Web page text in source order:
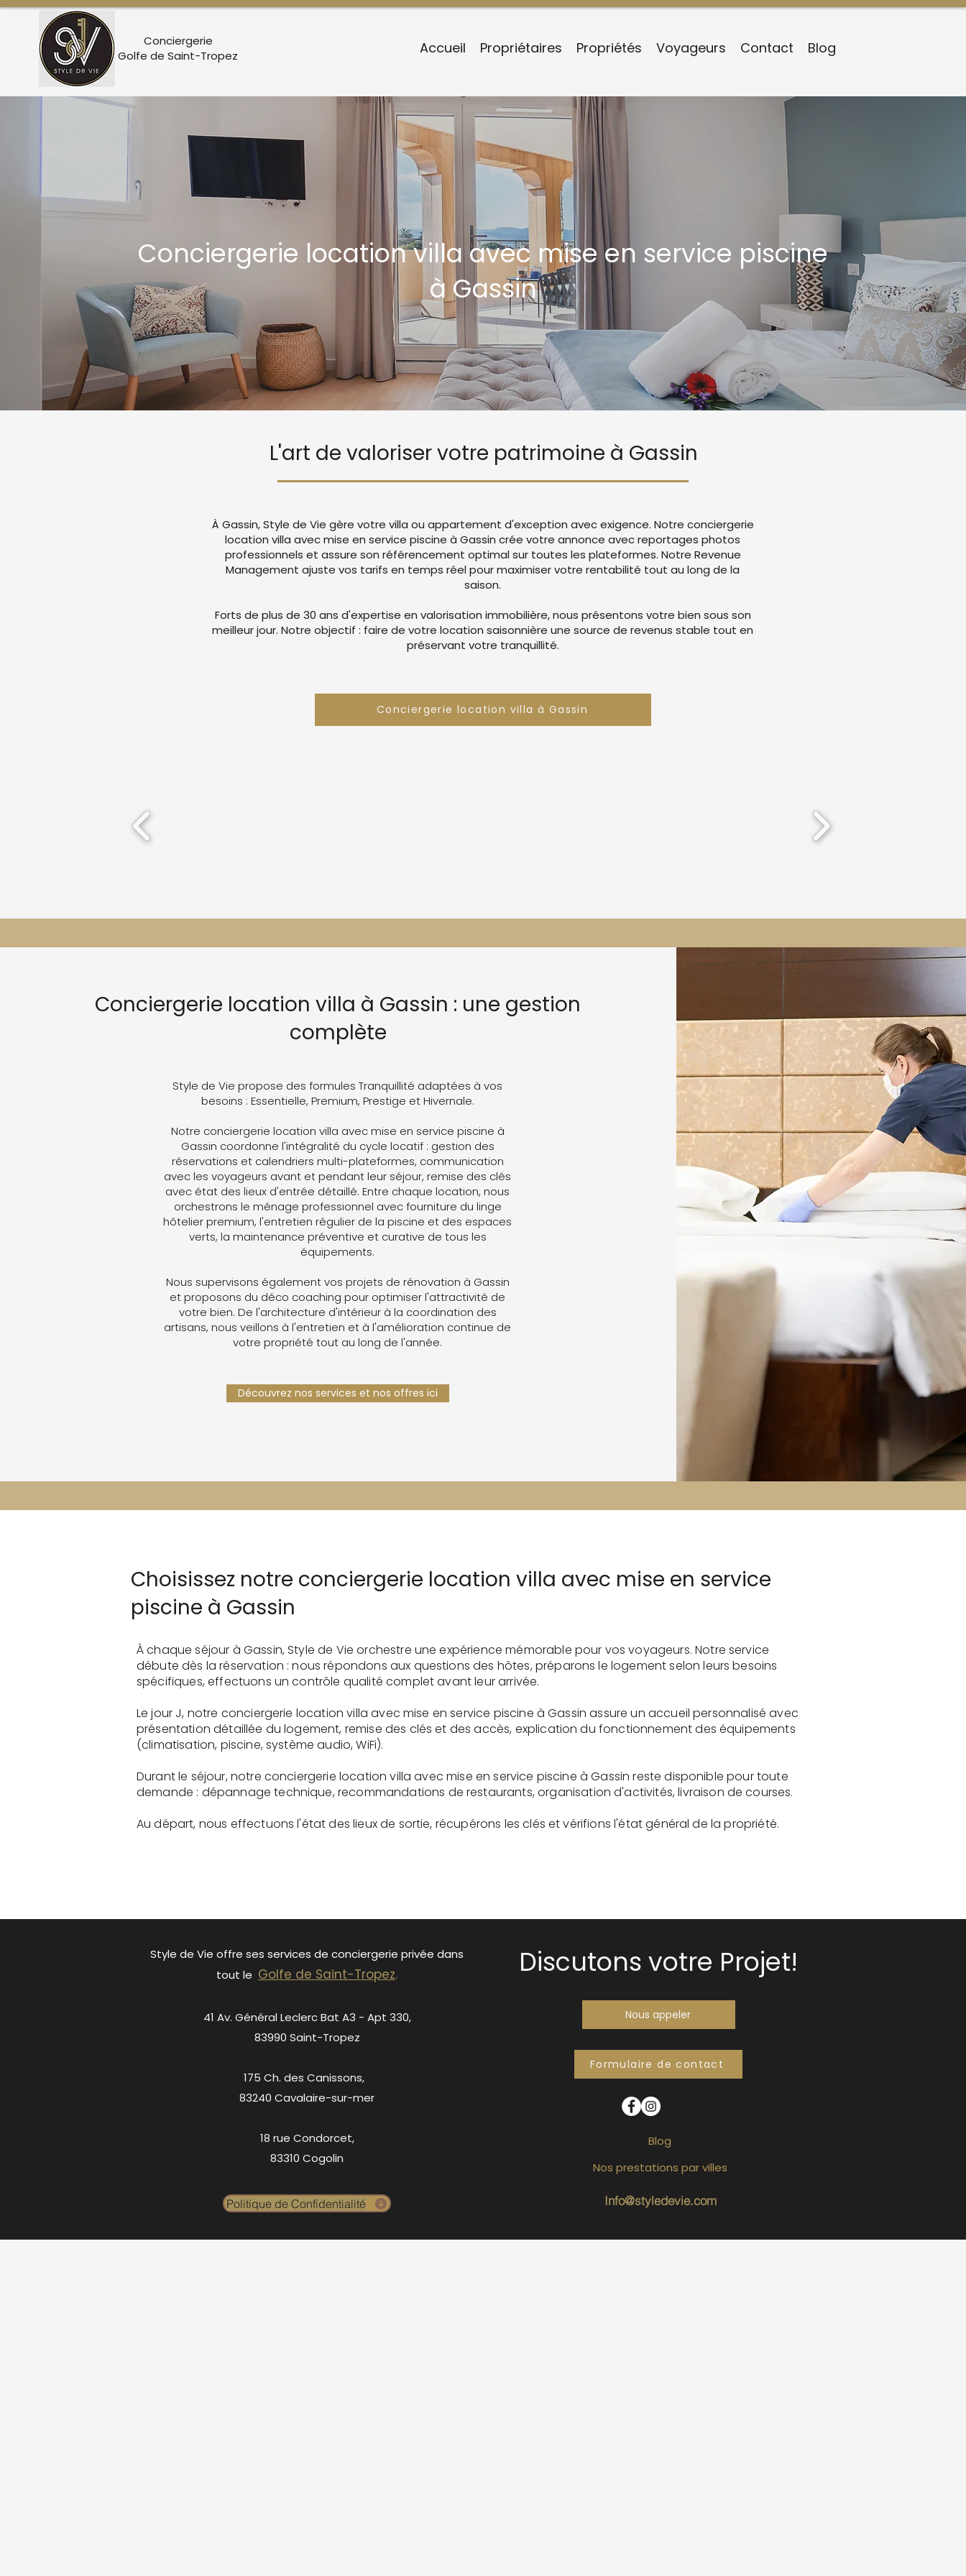
Conciergerie
Golfe de Saint-Tropez
Accueil Propriétaires Propriétés Voyageurs Contact Blog
Conciergerie location villa avec mise en service piscine
à Gassin
L'art de valoriser votre patrimoine à Gassin
À Gassin, Style de Vie gère votre villa ou appartement d'exception avec exigence. Notre conciergerie
location villa avec mise en service piscine à Gassin crée votre annonce avec reportages photos
professionnels et assure son référencement optimal sur toutes les plateformes. Notre Revenue
Management ajuste vos tarifs en temps réel pour maximiser votre rentabilité tout au long de la
saison.
Forts de plus de 30 ans d'expertise en valorisation immobilière, nous présentons votre bien sous son
meilleur jour. Notre objectif : faire de votre location saisonnière une source de revenus stable tout en
préservant votre tranquillité.
Conciergerie location villa à Gassin
Conciergerie location villa à Gassin : une gestion
complète
Style de Vie propose des formules Tranquillité adaptées à vos
besoins : Essentielle, Premium, Prestige et Hivernale.
Notre conciergerie location villa avec mise en service piscine à
Gassin coordonne l'intégralité du cycle locatif : gestion des
réservations et calendriers multi-plateformes, communication
avec les voyageurs avant et pendant leur séjour, remise des clés
avec état des lieux d'entrée détaillé. Entre chaque location, nous
orchestrons le ménage professionnel avec fourniture du linge
hôtelier premium, l'entretien régulier de la piscine et des espaces
verts, la maintenance préventive et curative de tous les
équipements.
Nous supervisons également vos projets de rénovation à Gassin
et proposons du déco coaching pour optimiser l'attractivité de
votre bien. De l'architecture d'intérieur à la coordination des
artisans, nous veillons à l'entretien et à l'amélioration continue de
votre propriété tout au long de l'année.
Découvrez nos services et nos offres ici
Choisissez notre conciergerie location villa avec mise en service
piscine à Gassin
À chaque séjour à Gassin, Style de Vie orchestre une expérience mémorable pour vos voyageurs. Notre service
débute dès la réservation : nous répondons aux questions des hôtes, préparons le logement selon leurs besoins
spécifiques, effectuons un contrôle qualité complet avant leur arrivée.
Le jour J, notre conciergerie location villa avec mise en service piscine à Gassin assure un accueil personnalisé avec
présentation détaillée du logement, remise des clés et des accès, explication du fonctionnement des équipements
(climatisation, piscine, système audio, WiFi).
Durant le séjour, notre conciergerie location villa avec mise en service piscine à Gassin reste disponible pour toute
demande : dépannage technique, recommandations de restaurants, organisation d'activités, livraison de courses.
Au départ, nous effectuons l'état des lieux de sortie, récupérons les clés et vérifions l'état général de la propriété.
Style de Vie offre ses services de conciergerie privée dans
tout le Golfe de Saint-Tropez.
41 Av. Général Leclerc Bat A3 - Apt 330,
83990 Saint-Tropez
175 Ch. des Canissons,
83240 Cavalaire-sur-mer
18 rue Condorcet,
83310 Cogolin
Politique de Confidentialité
Discutons votre Projet!
Nous appeler
Formulaire de contact
Blog
Info@styledevie.com
Nos prestations par villes